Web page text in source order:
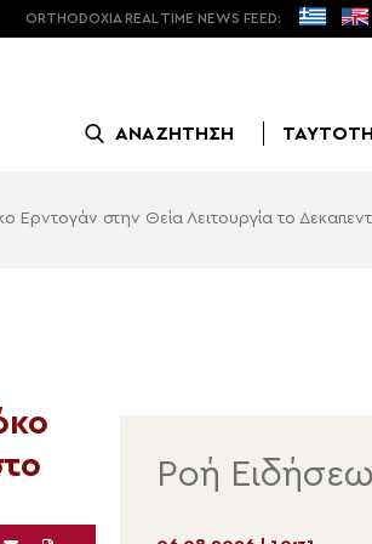
ORTHODOXIA REAL TIME NEWS FEED:
ΑΝΑΖΗΤΗΣΗ
Ερντογάν στην Θεία Λειτουργία το
Ροή